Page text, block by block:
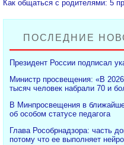
Как общаться с родителями: 5
ПОСЛЕДНИЕ
Президент России подписал
Министр просвещения: «В
тысяч человек набрали 70 и
В Минпросвещения в
об особом статусе педагога
Глава Рособрнадзора: часть
потому что ее выполняет